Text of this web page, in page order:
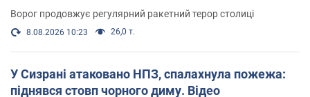
Ворог продовжує регулярний ракетний терор столиці
8.08.2026 10:23 26,0 т.
У Сизрані атаковано НПЗ, спалахнула пожежа:
піднявся стовп чорного диму. Відео